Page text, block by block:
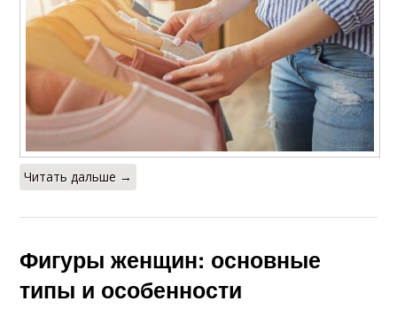
Читать дальше →
Фигуры женщин: основные
типы и особенности